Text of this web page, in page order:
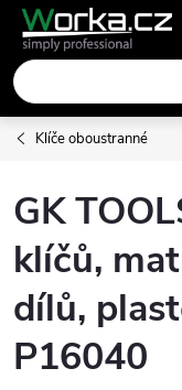
Přejít
obsah
Klíče oboustranné
GK
klíčů,
dílů,
P16040